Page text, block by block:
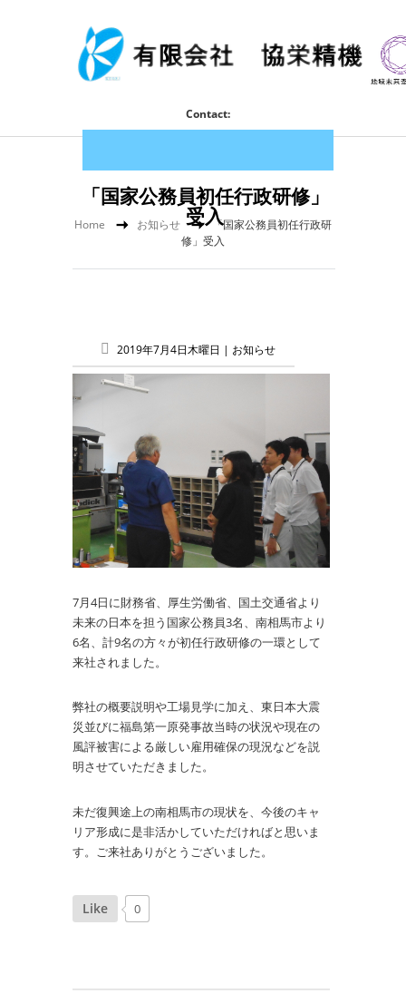
Contact:
Home お知らせ
「国家公務員初任行政研
修」受入
「国家公務員初任行政研修」
受入
2019年7月4日木曜日 | お知らせ
7月4日に財務省、厚生労働省、国土交通省より
未来の日本を担う国家公務員3名、南相馬市より
6名、計9名の方々が初任行政研修の一環として
来社されました。
弊社の概要説明や工場見学に加え、東日本大震
災並びに福島第一原発事故当時の状況や現在の
風評被害による厳しい雇用確保の現況などを説
明させていただきました。
未だ復興途上の南相馬市の現状を、今後のキャ
リア形成に是非活かしていただければと思いま
す。ご来社ありがとうございました。
Like 0